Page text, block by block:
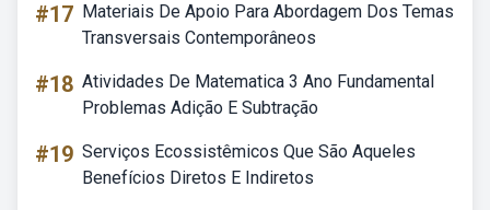
#17 Materiais De Apoio Para Abordagem Dos Temas
Transversais Contemporâneos
#18 Atividades De Matematica 3 Ano Fundamental
Problemas Adição E Subtração
#19 Serviços Ecossistêmicos Que São Aqueles
Benefícios Diretos E Indiretos